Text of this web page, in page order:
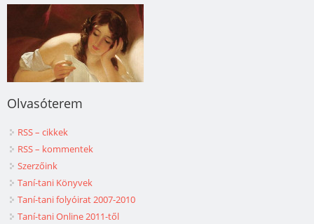
Olvasóterem
RSS – cikkek
RSS – kommentek
Szerzőink
Taní-tani Könyvek
Taní-tani folyóirat 2007-2010
Taní-tani Online 2011-től